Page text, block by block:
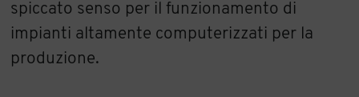
spiccato senso per il funzionamento di
impianti altamente computerizzati per la
produzione.